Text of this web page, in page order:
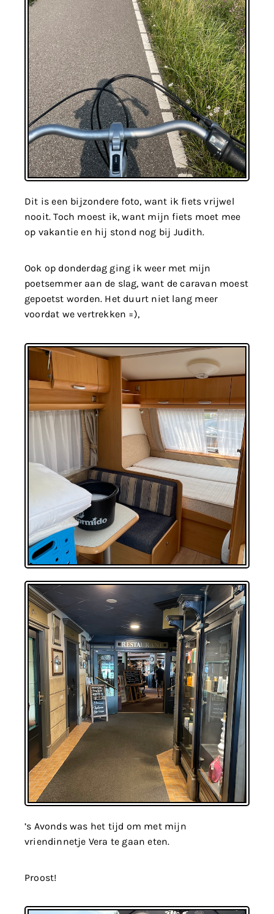
Dit is een bijzondere foto, want ik fiets vrijwel
nooit. Toch moest ik, want mijn fiets moet mee
op vakantie en hij stond nog bij Judith.
Ook op donderdag ging ik weer met mijn
poetsemmer aan de slag, want de caravan moest
gepoetst worden. Het duurt niet lang meer
voordat we vertrekken =),
’s Avonds was het tijd om met mijn
vriendinnetje Vera te gaan eten.
Proost!